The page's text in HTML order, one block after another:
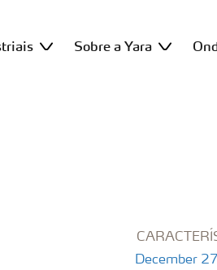
Sobre a Yara
December